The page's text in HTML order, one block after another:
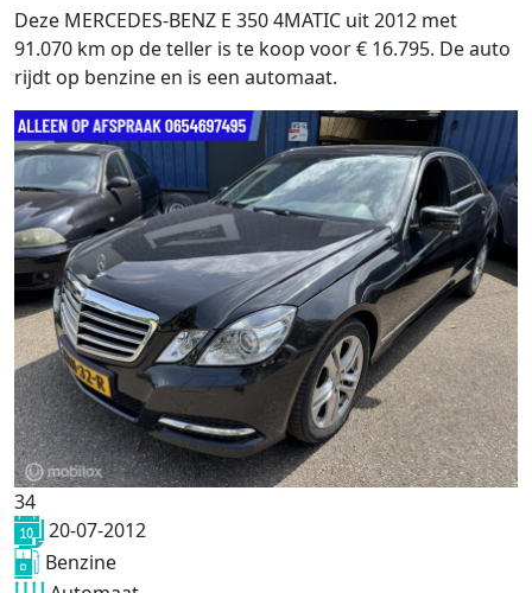
Deze MERCEDES-BENZ E 350 4MATIC uit 2012 met
91.070 km op de teller is te koop voor € 16.795. De auto
rijdt op benzine en is een automaat.
34
20-07-2012
Benzine